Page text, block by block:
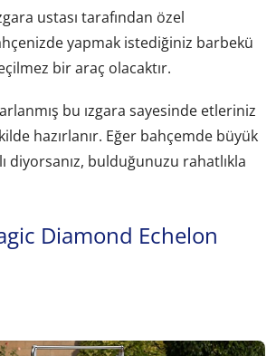
ustası tarafından özel
yapmak istediğiniz barbekü
bir araç olacaktır.
bu ızgara sayesinde etleriniz
hazırlanır. Eğer bahçemde büyük
diyorsanız, bulduğunuzu rahatlıkla
Diamond Echelon